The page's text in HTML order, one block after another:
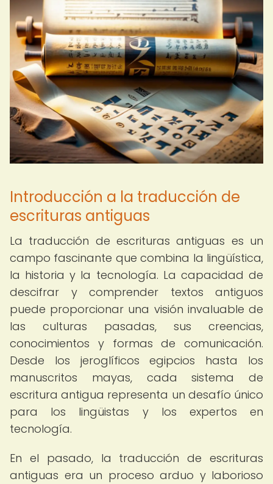
Introducción a la traducción de
escrituras antiguas
La traducción de escrituras antiguas es un
campo fascinante que combina la lingüística,
la historia y la tecnología. La capacidad de
descifrar y comprender textos antiguos
puede proporcionar una visión invaluable de
las culturas pasadas, sus creencias,
conocimientos y formas de comunicación.
Desde los jeroglíficos egipcios hasta los
manuscritos mayas, cada sistema de
escritura antigua representa un desafío único
para los lingüistas y los expertos en
tecnología.
En el pasado, la traducción de escrituras
antiguas era un proceso arduo y laborioso